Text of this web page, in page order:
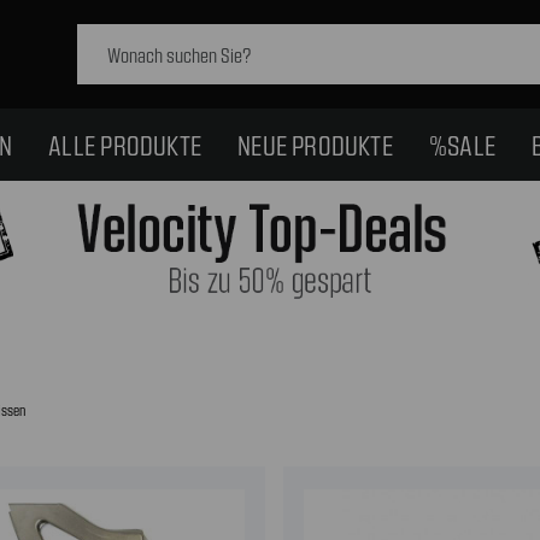
ALLE PRODUKTE NEUE PRODUKTE %SALE